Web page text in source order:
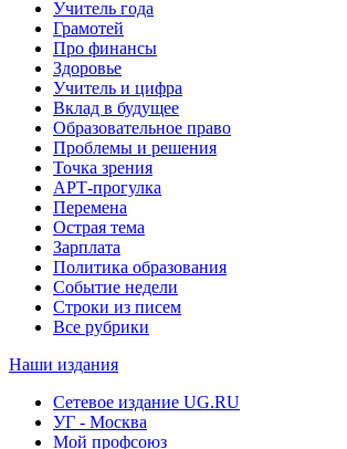
Учитель года
Грамотей
Про финансы
Здоровье
Учитель и цифра
Вклад в будущее
Образовательное право
Проблемы и решения
Точка зрения
АРТ-прогулка
Перемена
Острая тема
Зарплата
Политика образования
Событие недели
Строки из писем
Все рубрики
Наши издания
Сетевое издание UG.RU
УГ - Москва
Мой профсоюз